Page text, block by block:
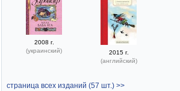
2008 г.
(украинский)
2015 г.
(английский)
страница всех изданий (57 шт.) >>